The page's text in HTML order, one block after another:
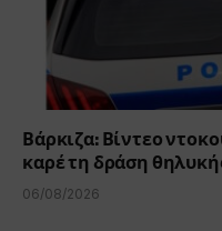
Βάρκιζα: Βίντεο
καρέ τη δράση
06/08/2026